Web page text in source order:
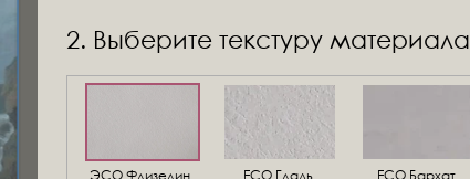
2. Выберите текстуру материала
ЭСО Флизелин
ЕСО Гладь
ECO Бархат